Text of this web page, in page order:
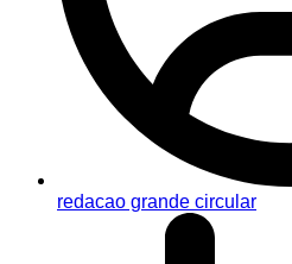
redacao grande circular